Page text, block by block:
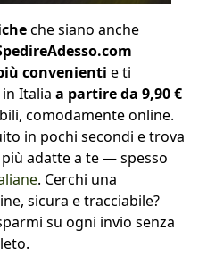
che siano anche
convenienti e ti
Italia a partire da 9,90 €
comodamente online.
in pochi secondi e trova
più adatte a te — spesso
. Cerchi una
sicura e tracciabile?
su ogni invio senza